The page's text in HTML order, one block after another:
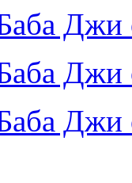
Джи
Джи
Джи